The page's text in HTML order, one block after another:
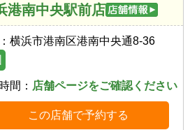
港南中央駅前店
横浜市港南区港南中央通8-36
間： 店舗ページをご確認ください
この店舗で予約する